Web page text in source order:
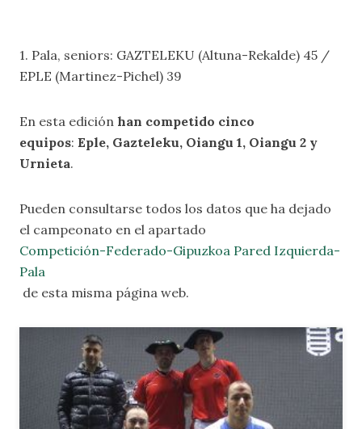
1. Pala, seniors: GAZTELEKU (Altuna-Rekalde) 45 /
EPLE (Martinez-Pichel) 39
En esta edición han competido cinco
equipos: Eple, Gazteleku, Oiangu 1, Oiangu 2 y
Urnieta.
Pueden consultarse todos los datos que ha dejado
el campeonato en el apartado
Competición-Federado-Gipuzkoa Pared Izquierda-
Pala
de esta misma página web.